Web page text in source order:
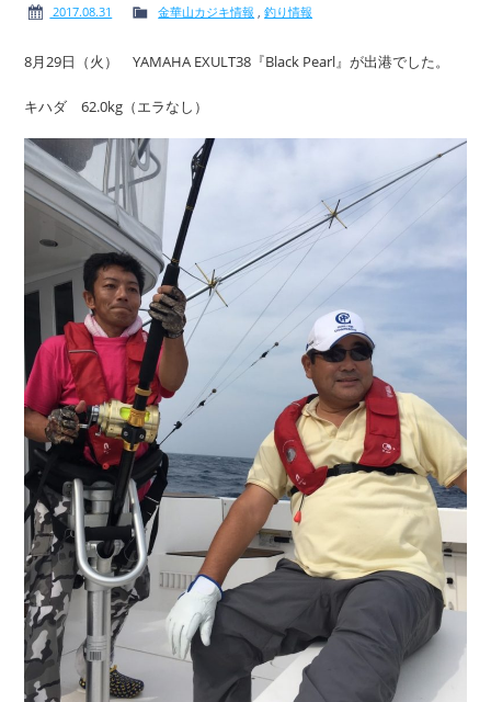
サービス案内 イベント情報
新艇・展示艇情報
求人情報 会社概要
2017.08.31 金華山カジキ情報 ,釣り情報
8月29日（火） YAMAHA EXULT38『Black Pearl』が出港でした。
キハダ 62.0kg（エラなし）